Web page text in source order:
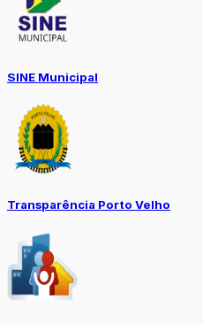
SINE Municipal
Transparência Porto Velho